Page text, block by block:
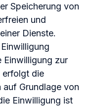
Speicherung von
und
Dienste.
Einwilligung zur
erfolgt die
auf Grundlage von
Einwilligung ist